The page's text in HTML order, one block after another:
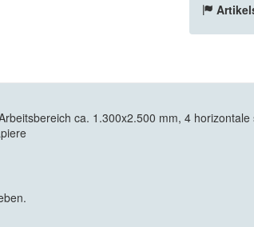
ca. 1.300x2.500 mm, 4